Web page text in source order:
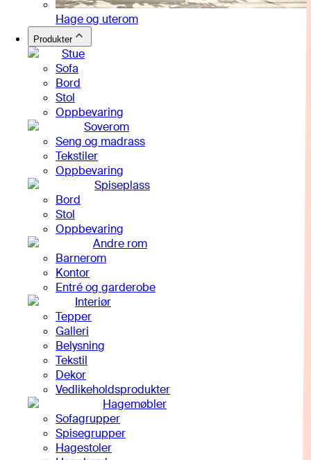
Hage og uterom
Produkter
Stue
Sofa
Bord
Stol
Oppbevaring
Soverom
Seng og madrass
Tekstiler
Oppbevaring
Spiseplass
Bord
Stol
Oppbevaring
Andre rom
Barnerom
Kontor
Entré og garderobe
Interiør
Tepper
Galleri
Belysning
Tekstil
Dekor
Vedlikeholdsprodukter
Hagemøbler
Sofagrupper
Spisegrupper
Hagestoler